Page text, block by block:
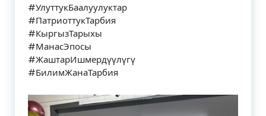
#УлуттукБаалуулуктар
#ПатриоттукТарбия
#КыргызТарыхы
#МанасЭпосы
#ЖаштарИшмердүүлүгү
#БилимЖанаТарбия